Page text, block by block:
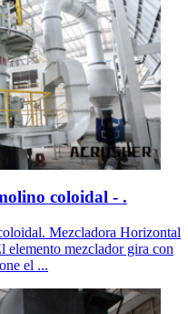
coloidal - .
Mezcladora Horizontal
elemento mezclador gira con
el ...